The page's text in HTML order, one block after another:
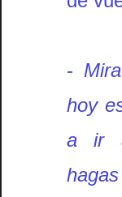
-
hoy
a ir